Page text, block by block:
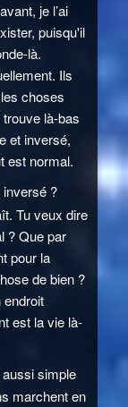
je l’ai
puisqu'il
là.
Ils
choses
là-bas
et inversé,
est normal.
?
Tu veux dire
? Que par
pour la
de bien ?
endroit
est la vie là-
aussi simple
marchent en